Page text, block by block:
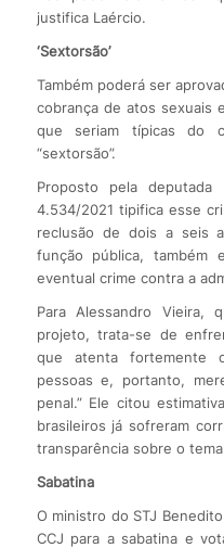
justifica Laércio.
‘Sextorsão’
Também poderá ser
cobrança de atos sexuais
que seriam típicas do
“sextorsão”.
Proposto pela deputada
4.534/2021 tipifica esse
reclusão de dois a seis
função pública, também
eventual crime contra a
Para Alessandro Vieira,
projeto, trata-se de
que atenta fortemente
pessoas e, portanto,
penal.” Ele citou
brasileiros já sofreram
transparência sobre o
Sabatina
O ministro do STJ
CCJ para a sabatina e